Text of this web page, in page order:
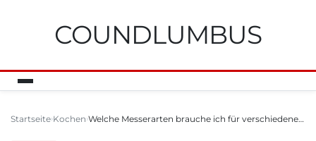
COUNDLUMBUS
Startseite Kochen Welche Messerarten brauche ich für verschiedene…